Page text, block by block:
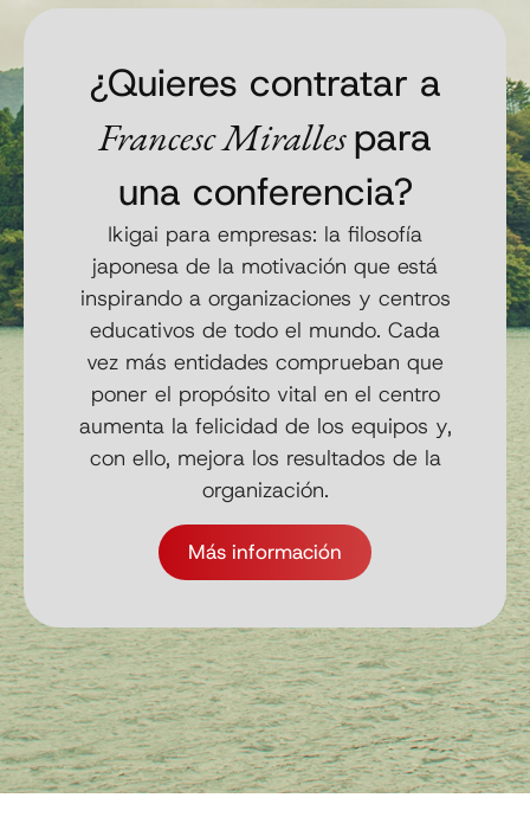
¿Quieres contratar a
Francesc Mirallespara
una conferencia?
Ikigai para empresas: la filosofía
japonesa de la motivación que está
inspirando a organizaciones y centros
educativos de todo el mundo. Cada
vez más entidades comprueban que
poner el propósito vital en el centro
aumenta la felicidad de los equipos y,
con ello, mejora los resultados de la
organización.
Más información